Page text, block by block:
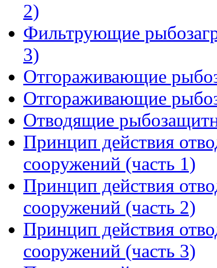
2)
Фильтрующие
3)
Отгораживающие
Отгораживающие
Отводящие
Принцип действия
сооружений (часть 1)
Принцип действия
сооружений (часть 2)
Принцип действия
сооружений (часть 3)